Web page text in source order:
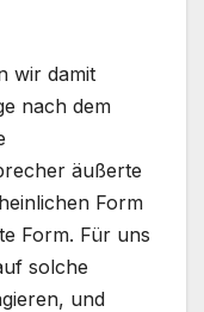
wir damit
nach dem
äußerte
Form
Form. Für uns
solche
und